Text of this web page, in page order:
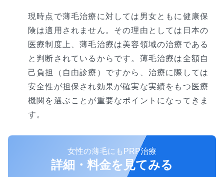
現時点で薄毛治療に対しては男女ともに健康保
険は適用されません。その理由としては日本の
医療制度上、薄毛治療は美容領域の治療である
と判断されているからです。薄毛治療は全額自
己負担（自由診療）ですから、治療に際しては
安全性が担保され効果が確実な実績をもつ医療
機関を選ぶことが重要なポイントになってきま
す。
女性の薄毛にもPRP治療
詳細・料金を見てみる